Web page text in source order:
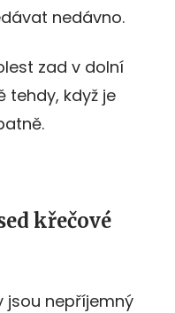
nedávno.
zad v dolní
tehdy, když je
křečové
jsou nepříjemný